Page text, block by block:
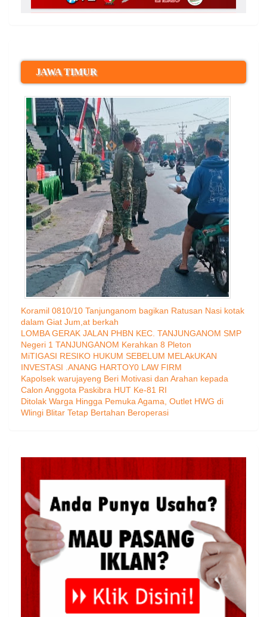
JAWA TIMUR
Koramil 0810/10 Tanjunganom bagikan Ratusan Nasi kotak
dalam Giat Jum,at berkah
LOMBA GERAK JALAN PHBN KEC. TANJUNGANOM SMP
Negeri 1 TANJUNGANOM Kerahkan 8 Pleton
MiTIGASI RESIKO HUKUM SEBELUM MELAkUKAN
INVESTASI .ANANG HARTOY0 LAW FIRM
Kapolsek warujayeng Beri Motivasi dan Arahan kepada
Calon Anggota Paskibra HUT Ke-81 RI
Ditolak Warga Hingga Pemuka Agama, Outlet HWG di
Wlingi Blitar Tetap Bertahan Beroperasi